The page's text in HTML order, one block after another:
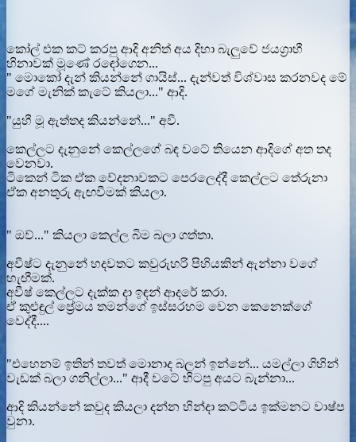
කෝල් එක කට් කරපු ආදි අනිත් අය දිහා බැලුවේ ජයග්‍රාහී
හිනාවක් මූණේ රඳෝගෙන...
" මොකෝ දැන් කියන්නේ ගායිස්... දැන්වත් විශ්වාස කරනවද මේ
මගේ මැනික් කැටේ කියලා..." ආදි.
"යුහී මූ ඇත්තද කියන්නේ..." අවී.
කෙල්ලට දැනුනේ කෙල්ලගේ බඳ වටේ තියෙන ආදිගේ අත තද
වෙනවා.
ටිකෙන් ටික ඒක වේදනාවකට පෙරලෙද්දී කෙල්ලට තේරුනා
ඒක අනතුරු ඇඟවීමක් කියලා.
" ඔව්..." කියලා කෙල්ල බිම බලා ගත්තා.
අවීෂ්ට දැනුනේ හදවතට කවුරුහරි පිහියකින් ඇන්නා වගේ
හැඟීමක්.
අවීෂ් කෙල්ලට දැක්ක දා ඉඳන් ආදරේ කරා.
ඒ කුළුඳුල් ප්‍රේමය තමන්ගේ ඉස්සරහම වෙන කෙනෙක්ගේ
වෙද්දී....
"එහෙනම් ඉතින් තවත් මොනාද බලන් ඉන්නේ... යමල්ලා ගිහින්
වැඩක් බලා ගනිල්ලා..." ආදී වටේ හිටපු අයට බැන්නා...
ආදි කියන්නේ කවුද කියලා දන්න හින්දා කට්ටිය ඉක්මනට වාෂ්ප
වුනා.